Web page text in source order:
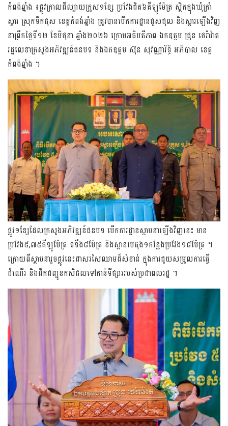
កំពង់ឆ្នាំង ៖ផ្លូវក្រាលដីល្បាយក្រួស១ខ្សែ ប្រវែងជិត៦គីឡូម៉ែត្រ ស្ថិតក្នុងឃុំក្រាំ
ស្គារ ស្រុកទឹកផុស ខេត្តកំពង់ឆ្នាំង ត្រូវបានបើកការដ្ឋានជួសជុល និងស្តារឡើងវិញ
នាព្រឹកថ្ងៃទី១២ ខែមិថុនា ឆ្នាំង២០២៦ ក្រោមអធិបតីភាព ឯកឧត្តម ជ្រុន ថេរ៉ាវ៉ាត
រដ្ឋលេខាក្រសួងអភិវឌ្ឍន៍ជនបទ និងឯកឧត្តម ស៊ុន សុវណ្ណារិទ្ធិ អភិបាល ខេត្ត
កំពង់ឆ្នាំង ។
ផ្លូវ១ខ្សែដែលក្រសួងអភិវឌ្ឍន៍ជនបទ បើកការដ្ឋានស្ថាបនាឡើងវិញនេះ មាន
ប្រវែង៥,៧៥គីឡូម៉ែត្រ ទទឹង៨ម៉ែត្រ និងស្ពានបេតុង១កន្លែងប្រវែង១៨ម៉ែត្រ ។
ក្រោយពីស្ថាបនារួចផ្លូវនេះជាសរសៃឈាមដ៏សំខាន់ ក្នុងការជួយសម្រួលការធ្វើ
ដំណើរ និងដឹកជញ្ជូនកសិផលទៅកាន់ទីផ្សាររបស់ប្រជាពលរដ្ឋ ។